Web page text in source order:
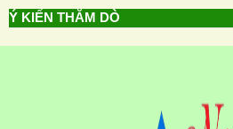
Ý KIẾN THĂM DÒ